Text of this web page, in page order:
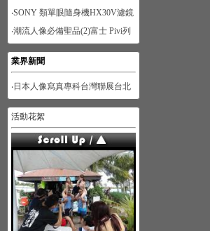
螢幕開箱試用
‧SONY 類單眼隨身機HX30V濾鏡
功能體驗-人像篇
‧潮流人像必備聖品(2)富士 Pivi列
印機
業界新聞
‧日本人像寫真專科台灣聯展台北
展
活動花絮